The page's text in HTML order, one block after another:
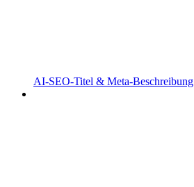
AI-SEO-Titel & Meta-Beschreibung